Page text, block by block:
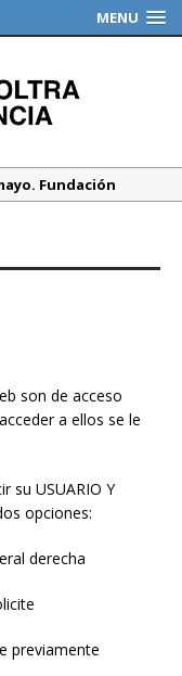
MENU
Fundación
regulación
AEAT
son de acceso
a ellos se le
su USUARIO Y
opciones:
derecha
previamente